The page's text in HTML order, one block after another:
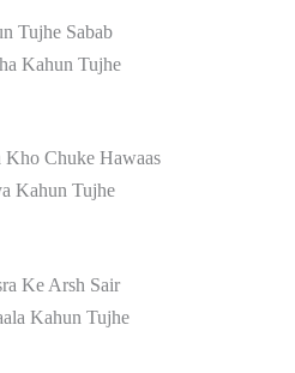
Tujhe Sabab
Kahun Tujhe
Chuke Hawaas
Kahun Tujhe
Ke Arsh Sair
Kahun Tujhe